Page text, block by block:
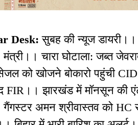
Desk: सुबह की न्यूज
मंत्री।। चारा घोटाला: जब्त
को खोजने बोकारो पहुंची
FIR।। झारखंड में मॉनसून की
अमन श्रीवास्तव को HC